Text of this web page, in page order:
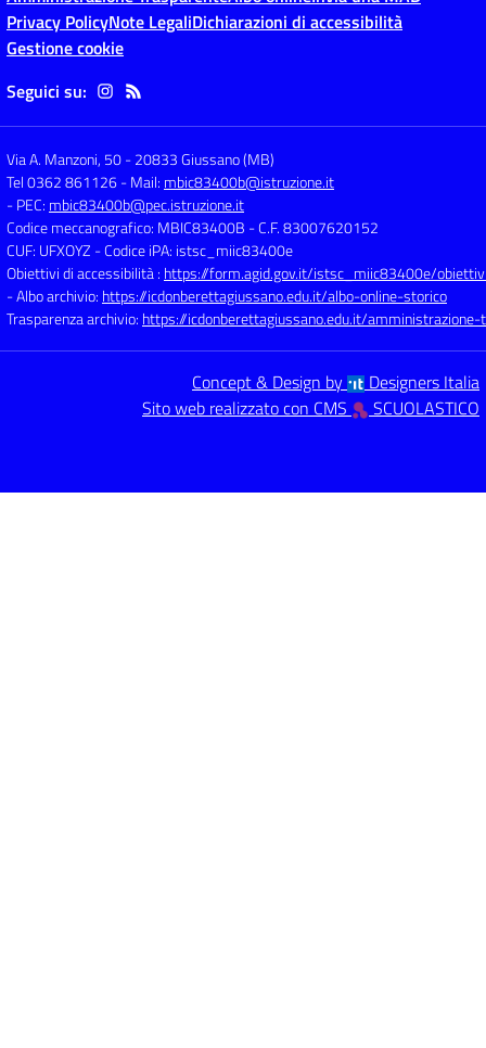
Privacy PolicyNote LegaliDichiarazioni di accessibilità
Gestione cookie
Seguici su:
Via A. Manzoni, 50-20833 Giussano (MB)
Tel 0362 861126- Mail: mbic83400b@istruzione.it
- PEC: mbic83400b@pec.istruzione.it
Codice meccanografico: MBIC83400B - C.F. 83007620152
CUF: UFXOYZ - Codice iPA: istsc_miic83400e
Obiettivi di accessibilità : https://form.agid.gov.it/istsc_miic83400e/
- Albo archivio: https://icdonberettagiussano.edu.it/albo-online-storico
Trasparenza archivio: https://icdonberettagiussano.edu.it/
Concept & Design by
Designers Italia
Sito web realizzato con CMS
SCUOLASTICO